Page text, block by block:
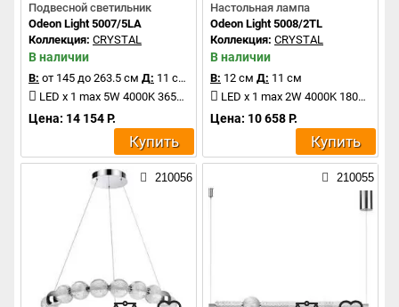
Подвесной светильник
Odeon Light 5007/5LA
Коллекция: CRYSTAL
В наличии
В: от 145 до 263.5 см Д: 11 см
LED x 1 max 5W 4000K 365Lm
Цена: 14 154 Р.
Купить
Настольная лампа
Odeon Light 5008/2TL
Коллекция: CRYSTAL
В наличии
В: 12 см Д: 11 см
LED x 1 max 2W 4000K 180Lm
Цена: 10 658 Р.
Купить
210056 210055